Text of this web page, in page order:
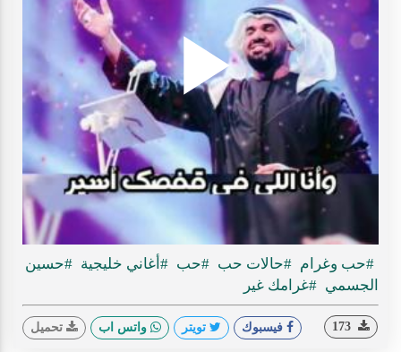
Play
#حب وغرام #حالات حب #حب #أغاني خليجية #حسين
الجسمي #غرامك غير
فيسبوك تويتر واتس اب تحميل